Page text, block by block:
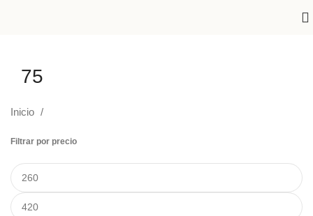
75
Inicio
Filtrar por precio